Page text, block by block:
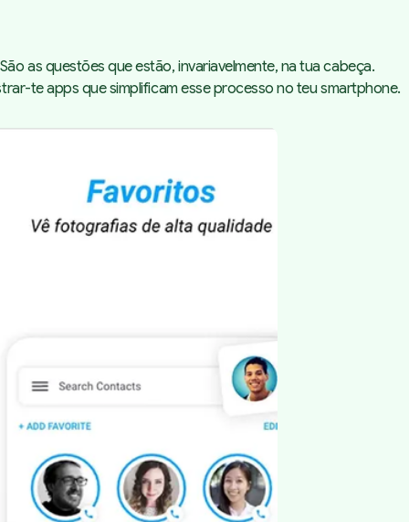
as questões que estão, invariavelmente, na tua cabeça.
te apps que simplificam esse processo no teu smartphone.